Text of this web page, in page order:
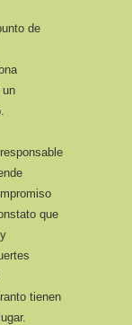
de
un
que
tienen